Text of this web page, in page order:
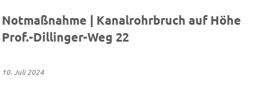
Notmaßnahme | Kanalrohrbruch auf Höhe
Prof.-Dillinger-Weg 22
10. Juli 2024